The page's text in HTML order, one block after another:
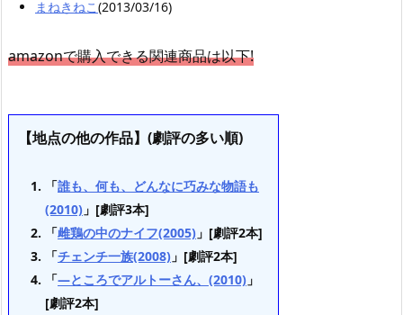
まねきねこ(2013/03/16)
amazonで購入できる関連商品は以下!
【地点の他の作品】(劇評の多い順)
「誰も、何も、どんなに巧みな物語も
(2010) 」[劇評3本]
「雌鶏の中のナイフ(2005) 」[劇評2本]
「チェンチ一族(2008) 」[劇評2本]
「—ところでアルトーさん、(2010) 」
[劇評2本]